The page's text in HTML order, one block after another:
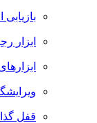
ابزار
قفل